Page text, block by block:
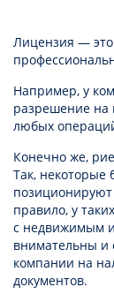
Лицензия —
Например, у
разрешение на
любых
Конечно же,
Так, некоторые
позиционируют
правило, у
с недвижимым
внимательны
компании на
документов.